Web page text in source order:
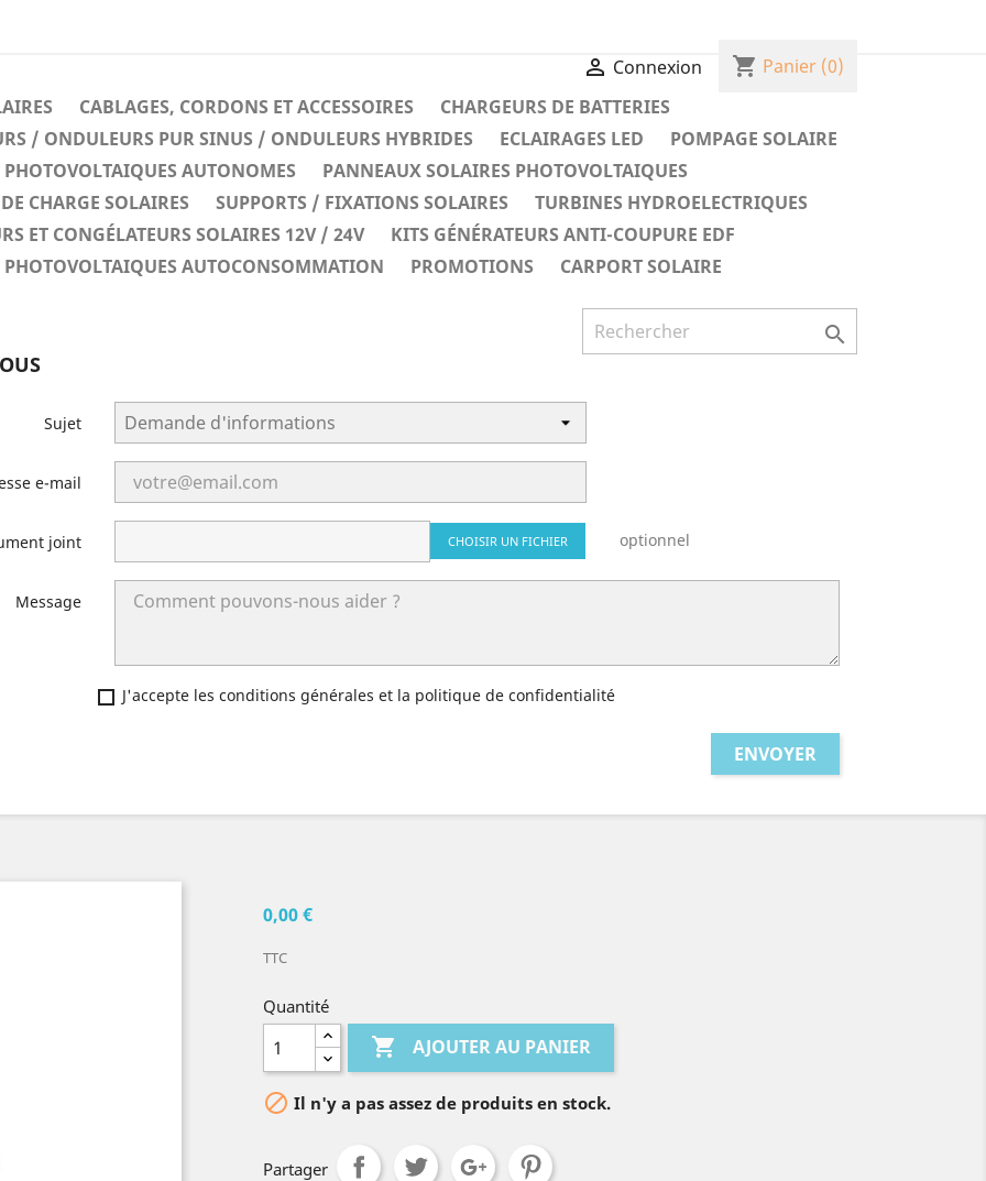
 Connexion shopping_cart Panier (0)
CABLAGES, CORDONS ET ACCESSOIRES
CHARGEURS DE BATTERIES
/ ONDULEURS PUR SINUS / ONDULEURS HYBRIDES
ECLAIRAGES LED
POMPAGE SOLAIRE
PHOTOVOLTAIQUES AUTONOMES
PANNEAUX SOLAIRES PHOTOVOLTAIQUES
CHARGE SOLAIRES
SUPPORTS / FIXATIONS SOLAIRES
TURBINES HYDROELECTRIQUES
ET CONGÉLATEURS SOLAIRES 12V / 24V
KITS GÉNÉRATEURS ANTI-COUPURE EDF
PHOTOVOLTAIQUES AUTOCONSOMMATION
PROMOTIONS CARPORT SOLAIRE

Sujet
e-mail
joint CHOISIR UN FICHIER optionnel
Message
J'accepte les conditions générales et la politique de confidentialité
0,00 €
TTC
Quantité
 AJOUTER AU PANIER
 Il n'y a pas assez de produits en stock.
Partager